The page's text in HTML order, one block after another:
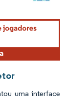
conforme CC BY 4.0.
uma interface